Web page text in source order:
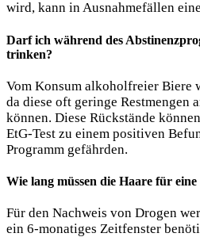
wird, kann in Ausnahmefällen
Darf ich während des
trinken?
Vom Konsum alkoholfreier Biere
da diese oft geringe Restmengen
können. Diese Rückstände
EtG-Test zu einem positiven
Programm gefährden.
Wie lang müssen die Haare für eine
Für den Nachweis von Drogen
ein 6-monatiges Zeitfenster